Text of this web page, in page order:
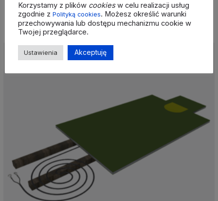
Więcej
Korzystamy z plików cookiesw celu realizacji usług
zgodnie z Polityką cookies. Możesz określić warunki
przechowywania lub dostępu mechanizmu cookie w
Twojej przeglądarce.
Ustawienia Akceptuję